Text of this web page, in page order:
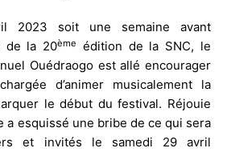
2023 soit une semaine avant
de la 20ème
édition de la SNC, le
Ouédraogo est allé encourager
d’animer musicalement la
le début du festival. Réjouie
a esquissé une bribe de ce qui sera
et invités le samedi 29 avril